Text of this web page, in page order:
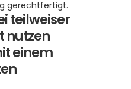
gerechtfertigt.
teilweiser
nutzen
einem